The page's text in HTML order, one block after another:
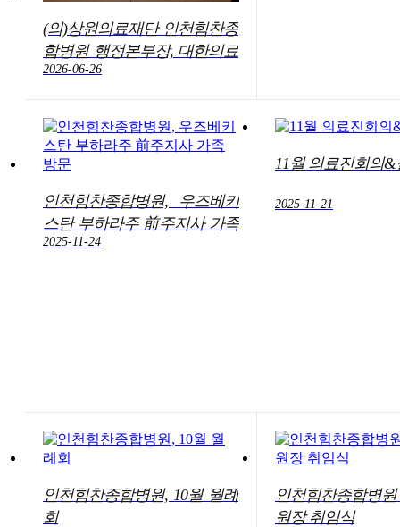
(의)상원의료재단 인천힘찬종
합병원 행정본부장, 대한의료
법인연합회장상(행정 부문)
2026-06-26
인천힘찬종합병원, 우즈베키
스탄 부하라주 前주지사 가족
방문
2025-11-24
11월 의료진회의
2025-11-21
인천힘찬종합병원, 10월 월례
회
인천힘찬종합병
원장 취임식